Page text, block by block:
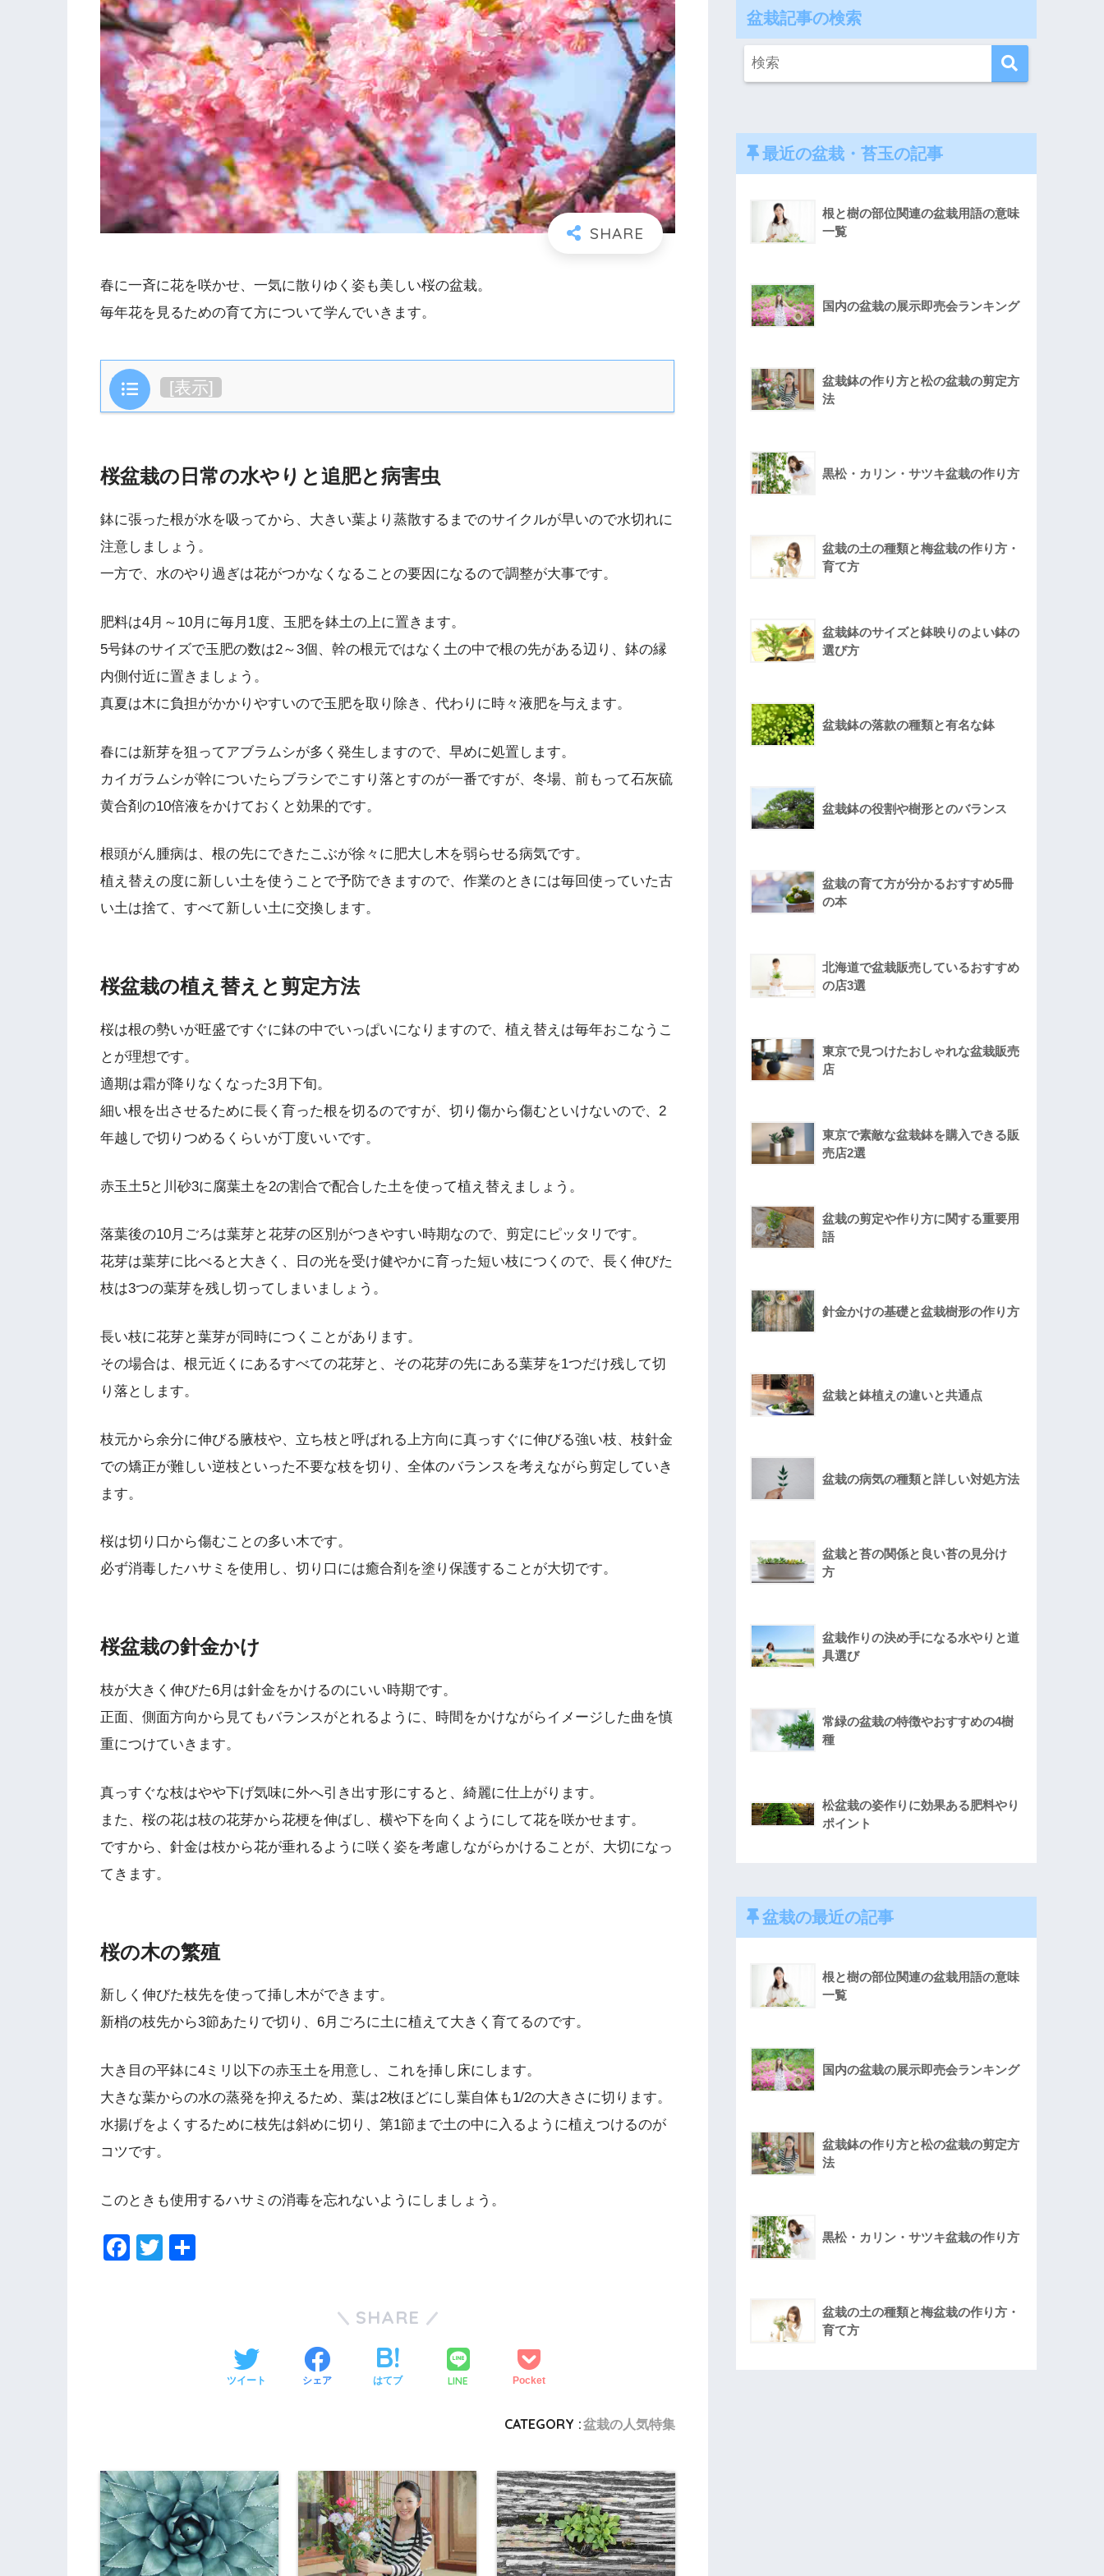
春に一斉に花を咲かせ、一気に散りゆく姿も美しい桜の盆栽。
毎年花を見るための育て方について学んでいきます。
目次 [表示]
桜盆栽の日常の水やりと追肥と病害虫
鉢に張った根が水を吸ってから、大きい葉より蒸散するまでのサイクルが早いので水切れに
注意しましょう。
一方で、水のやり過ぎは花がつかなくなることの要因になるので調整が大事です。
肥料は4月～10月に毎月1度、玉肥を鉢土の上に置きます。
5号鉢のサイズで玉肥の数は2～3個、幹の根元ではなく土の中で根の先がある辺り、鉢の縁
内側付近に置きましょう。
真夏は木に負担がかかりやすいので玉肥を取り除き、代わりに時々液肥を与えます。
春には新芽を狙ってアブラムシが多く発生しますので、早めに処置します。
カイガラムシが幹についたらブラシでこすり落とすのが一番ですが、冬場、前もって石灰硫
黄合剤の10倍液をかけておくと効果的です。
根頭がん腫病は、根の先にできたこぶが徐々に肥大し木を弱らせる病気です。
植え替えの度に新しい土を使うことで予防できますので、作業のときには毎回使っていた古
い土は捨て、すべて新しい土に交換します。
桜盆栽の植え替えと剪定方法
桜は根の勢いが旺盛ですぐに鉢の中でいっぱいになりますので、植え替えは毎年おこなうこ
とが理想です。
適期は霜が降りなくなった3月下旬。
細い根を出させるために長く育った根を切るのですが、切り傷から傷むといけないので、2
年越しで切りつめるくらいが丁度いいです。
赤玉土5と川砂3に腐葉土を2の割合で配合した土を使って植え替えましょう。
落葉後の10月ごろは葉芽と花芽の区別がつきやすい時期なので、剪定にピッタリです。
花芽は葉芽に比べると大きく、日の光を受け健やかに育った短い枝につくので、長く伸びた
枝は3つの葉芽を残し切ってしまいましょう。
長い枝に花芽と葉芽が同時につくことがあります。
その場合は、根元近くにあるすべての花芽と、その花芽の先にある葉芽を1つだけ残して切
り落とします。
枝元から余分に伸びる腋枝や、立ち枝と呼ばれる上方向に真っすぐに伸びる強い枝、枝針金
での矯正が難しい逆枝といった不要な枝を切り、全体のバランスを考えながら剪定していき
ます。
桜は切り口から傷むことの多い木です。
必ず消毒したハサミを使用し、切り口には癒合剤を塗り保護することが大切です。
桜盆栽の針金かけ
枝が大きく伸びた6月は針金をかけるのにいい時期です。
正面、側面方向から見てもバランスがとれるように、時間をかけながらイメージした曲を慎
重につけていきます。
真っすぐな枝はやや下げ気味に外へ引き出す形にすると、綺麗に仕上がります。
また、桜の花は枝の花芽から花梗を伸ばし、横や下を向くようにして花を咲かせます。
ですから、針金は枝から花が垂れるように咲く姿を考慮しながらかけることが、大切になっ
てきます。
桜の木の繁殖
新しく伸びた枝先を使って挿し木ができます。
新梢の枝先から3節あたりで切り、6月ごろに土に植えて大きく育てるのです。
大き目の平鉢に4ミリ以下の赤玉土を用意し、これを挿し床にします。
大きな葉からの水の蒸発を抑えるため、葉は2枚ほどにし葉自体も1/2の大きさに切ります。
水揚げをよくするために枝先は斜めに切り、第1節まで土の中に入るように植えつけるのが
コツです。
このときも使用するハサミの消毒を忘れないようにしましょう。
F
T
SHARE
ツイート シェア はてブ LINE Pocket
CATEGORY :盆栽の人気特集
盆栽記事の検索
最近の盆栽・苔玉の記事
根と樹の部位関連の盆栽用語の意味
一覧
国内の盆栽の展示即売会ランキング
盆栽鉢の作り方と松の盆栽の剪定方
法
黒松・カリン・サツキ盆栽の作り方
盆栽の土の種類と梅盆栽の作り方・
育て方
盆栽鉢のサイズと鉢映りのよい鉢の
選び方
盆栽鉢の落款の種類と有名な鉢
盆栽鉢の役割や樹形とのバランス
盆栽の育て方が分かるおすすめ5冊
の本
北海道で盆栽販売しているおすすめ
の店3選
東京で見つけたおしゃれな盆栽販売
店
東京で素敵な盆栽鉢を購入できる販
売店2選
盆栽の剪定や作り方に関する重要用
語
針金かけの基礎と盆栽樹形の作り方
盆栽と鉢植えの違いと共通点
盆栽の病気の種類と詳しい対処方法
盆栽と苔の関係と良い苔の見分け
方
盆栽作りの決め手になる水やりと道
具選び
常緑の盆栽の特徴やおすすめの4樹
種
松盆栽の姿作りに効果ある肥料やり
ポイント
盆栽の最近の記事
根と樹の部位関連の盆栽用語の意味
一覧
国内の盆栽の展示即売会ランキング
盆栽鉢の作り方と松の盆栽の剪定方
法
黒松・カリン・サツキ盆栽の作り方
盆栽の土の種類と梅盆栽の作り方・
育て方